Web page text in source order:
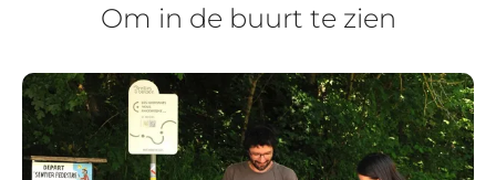
Om in de buurt te zien